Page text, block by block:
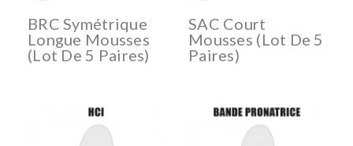
BRC Symétrique
Longue Mousses
(lot De 5 Paires)
SAC Court
Mousses (lot De 5
Paires)